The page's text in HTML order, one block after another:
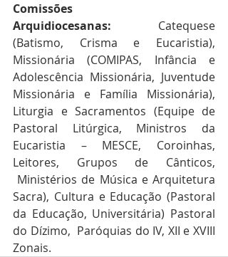
Comissões
Arquidiocesanas: Catequese
(Batismo, Crisma e Eucaristia),
Missionária (COMIPAS, Infância e
Adolescência Missionária, Juventude
Missionária e Família Missionária),
Liturgia e Sacramentos (Equipe de
Pastoral Litúrgica, Ministros da
Eucaristia – MESCE, Coroinhas,
Leitores, Grupos de Cânticos,
Ministérios de Música e Arquitetura
Sacra), Cultura e Educação (Pastoral
da Educação, Universitária) Pastoral
do Dízimo,  Paróquias do IV, XII e XVIII
Zonais.